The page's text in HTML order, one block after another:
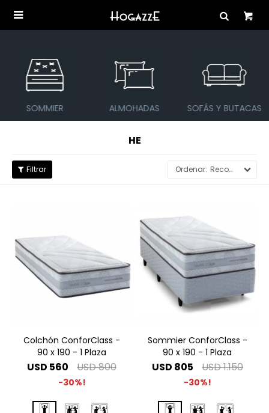

SOMMIER ALMOHADAS SOFÁS Y BUTACAS
HE
Recomendados
Colchón ConforClass -
90 x 190 - 1 Plaza
USD 560 USD800
30
Sommier ConforClass -
90 x 190 - 1 Plaza
USD 805 USD1.150
30